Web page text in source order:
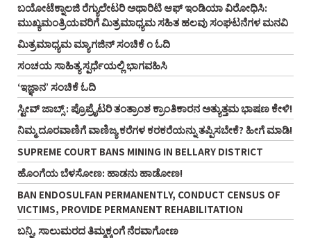
ಬಯೋಟೆಕ್ನಾಲಜಿ ರೆಗ್ಯುಲೇಟರಿ ಅಥಾರಿಟಿ ಆಫ್‌ ಇಂಡಿಯಾ ವಿರೋಧಿಸಿ:
ಮುಖ್ಯಮಂತ್ರಿಯವರಿಗೆ ಮಿತ್ರಮಾಧ್ಯಮ ಸಹಿತ ಹಲವು ಸಂಘಟನೆಗಳ ಮನವಿ
ಮಿತ್ರಮಾಧ್ಯಮ ಮ್ಯಾಗಜಿನ್‌ ಸಂಚಿಕೆ ೧ ಓದಿ
ಸಂಚಯ ಸಾಹಿತ್ಯ ಸ್ಪರ್ಧೆಯಲ್ಲಿ ಭಾಗವಹಿಸಿ
‘ಇಜ್ಞಾನ’ ಸಂಚಿಕೆ ಓದಿ
ಸ್ಟೀವ್‌ ಜಾಬ್ಸ್‌ : ಪ್ರೊಪ್ರೈಟರಿ ತಂತ್ರಾಂಶ ಕ್ರಾಂತಿಕಾರನ ಅತ್ಯುತ್ತಮ ಭಾಷಣ ಕೇಳಿ!
ನಿಮ್ಮ ದೂರವಾಣಿಗೆ ವಾಣಿಜ್ಯ ಕರೆಗಳ ಕರಕರೆಯನ್ನು ತಪ್ಪಿಸಬೇಕೆ? ಹೀಗೆ ಮಾಡಿ!
SUPREME COURT BANS MINING IN BELLARY DISTRICT
ಹೊಂಗೆಯ ಬೆಳಸೋಣ: ಹಾಡನು ಹಾಡೋಣ!
BAN ENDOSULFAN PERMANENTLY, CONDUCT CENSUS OF
VICTIMS, PROVIDE PERMANENT REHABILITATION
ಬನ್ನಿ, ಸಾಲುಮರದ ತಿಮ್ಮಕ್ಕಂಗೆ ನೆರವಾಗೋಣ